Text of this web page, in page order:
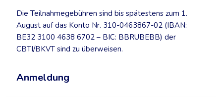
Die Teilnahmegebühren sind bis spätestens zum 1.
August auf das Konto Nr. 310-0463867-02 (IBAN:
BE32 3100 4638 6702 – BIC: BBRUBEBB) der
CBTI/BKVT sind zu überweisen.
Anmeldung